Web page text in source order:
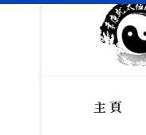
動 功
主 頁